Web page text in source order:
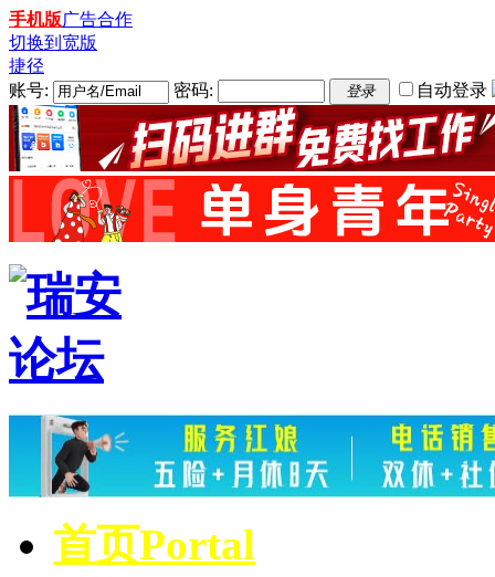
手机版广告合作
切换到宽版
捷径
账号:
密码: 登录 自动登录
首页Portal